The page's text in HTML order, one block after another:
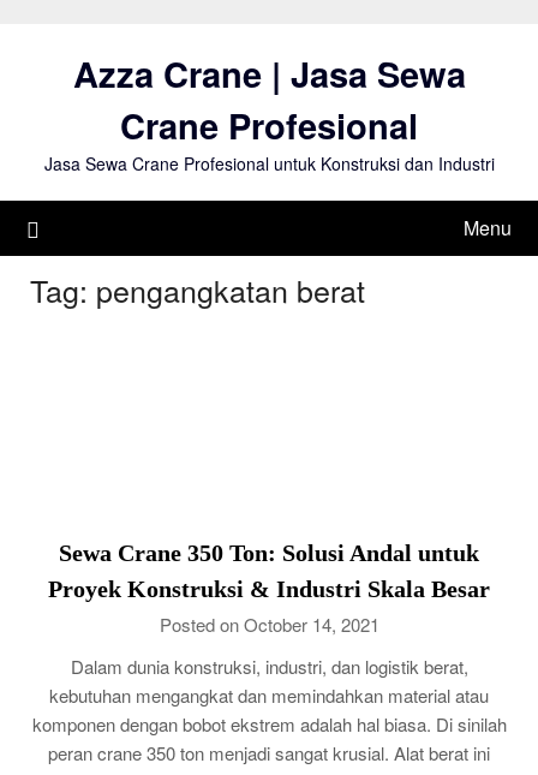
Azza Crane | Jasa Sewa
Crane Profesional
Jasa Sewa Crane Profesional untuk Konstruksi dan Industri
Menu
Tag: pengangkatan berat
Sewa Crane 350 Ton: Solusi Andal untuk
Proyek Konstruksi & Industri Skala Besar
Posted on October 14, 2021
Dalam dunia konstruksi, industri, dan logistik berat,
kebutuhan mengangkat dan memindahkan material atau
komponen dengan bobot ekstrem adalah hal biasa. Di sinilah
peran crane 350 ton menjadi sangat krusial. Alat berat ini